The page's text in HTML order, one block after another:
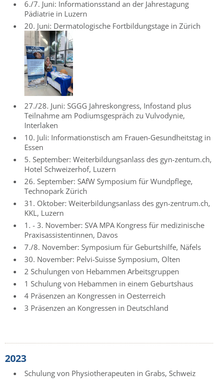
6./7. Juni: Informationsstand an der Jahrestagung
Pädiatrie in Luzern
20. Juni: Dermatologische Fortbildungstage in Zürich
27./28. Juni: SGGG Jahreskongress, Infostand plus
Teilnahme am Podiumsgespräch zu Vulvodynie,
Interlaken
10. Juli: Informationstisch am Frauen-Gesundheitstag in
Essen
5. September: Weiterbildungsanlass des gyn-zentum.ch,
Hotel Schweizerhof, Luzern
26. September: SAfW Symposium für Wundpflege,
Technopark Zürich
31. Oktober: Weiterbildungsanlass des gyn-zentrum.ch,
KKL, Luzern
1. - 3. November: SVA MPA Kongress für medizinische
Praxisassistentinnen, Davos
7./8. November: Symposium für Geburtshilfe, Näfels
30. November: Pelvi-Suisse Symposium, Olten
2 Schulungen von Hebammen Arbeitsgruppen
1 Schulung von Hebammen in einem Geburtshaus
4 Präsenzen an Kongressen in Oesterreich
3 Präsenzen an Kongressen in Deutschland
2023
Schulung von Physiotherapeuten in Grabs, Schweiz